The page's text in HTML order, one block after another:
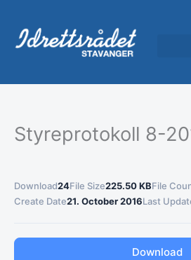
content
Styreprotokoll 8-
Download24File Size225.50 KBFile
Create Date21. October 2016Last
Download